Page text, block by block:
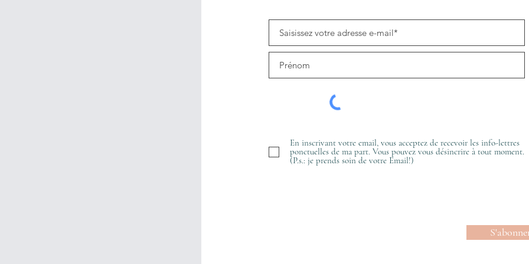
En inscrivant votre email, vous acceptez de recevoir les info-lettres
ponctuelles de ma part. Vous pouvez vous désincrire à tout moment.
(P.s.: je prends soin de votre Email!)